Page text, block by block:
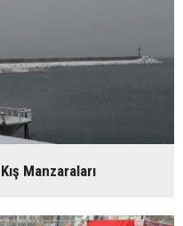
Manzaraları